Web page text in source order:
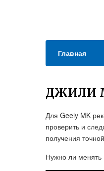
Главная
ДЖИЛИ
Для Geely MK
проверить и
получения
Нужно ли менять